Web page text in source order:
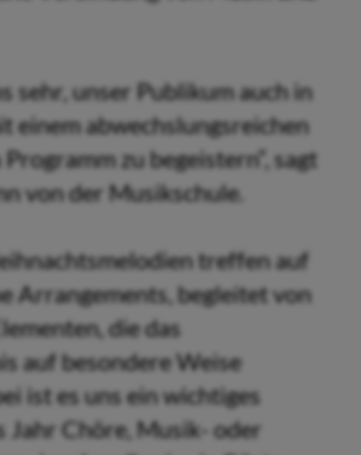
sehr, unser Publikum auch in
einem abwechslungsreichen
zu begeistern“, sagt
von der Musikschule.
treffen auf
Arrangements, begleitet von
die das
auf besondere Weise
ist es uns ein wichtiges
Jahr Chöre, Musik- oder